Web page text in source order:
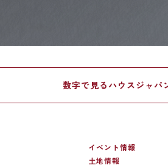
数字で見る ハウスジャパ
イベント情報
土地情報